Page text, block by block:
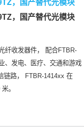
，国产替代光模块
纤收发器件， 配合FTBR-
、发电、医疗、交通和游戏
链路， FTBR-1414xx 在
。